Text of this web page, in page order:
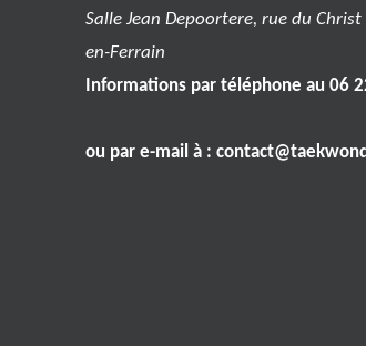
Salle Jean Depoortere, rue du
en-Ferrain
Informations par téléphone au 06
ou par e-mail à :